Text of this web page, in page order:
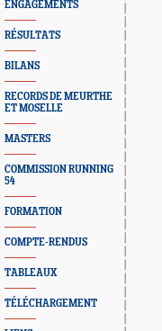
ENGAGEMENTS
RÉSULTATS
BILANS
RECORDS DE MEURTHE
ET MOSELLE
MASTERS
COMMISSION RUNNING
54
FORMATION
COMPTE-RENDUS
TABLEAUX
TÉLÉCHARGEMENT